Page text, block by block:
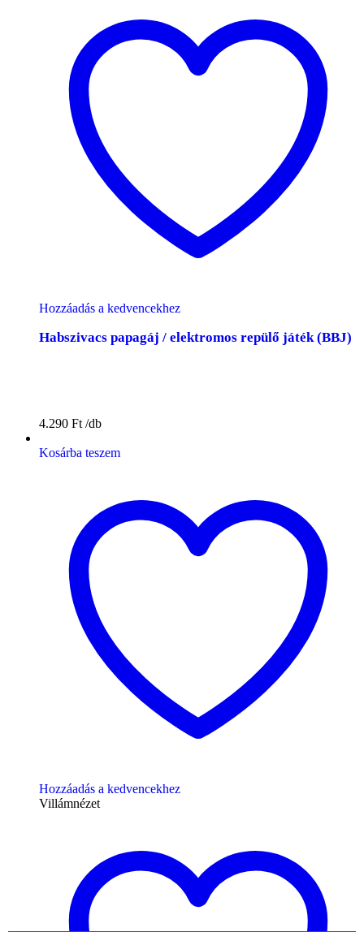
Hozzáadás a kedvencekhez
Habszivacs papagáj / elektromos repülő játék (BBJ)
4.290 Ft
Kosárba teszem
Hozzáadás a kedvencekhez
Villámnézet